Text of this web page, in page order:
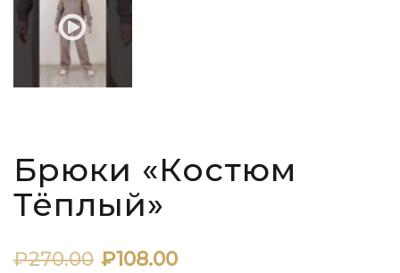
Брюки «Костюм
Тёплый»
₽270.00 Первоначальная
₽108.00Текущая